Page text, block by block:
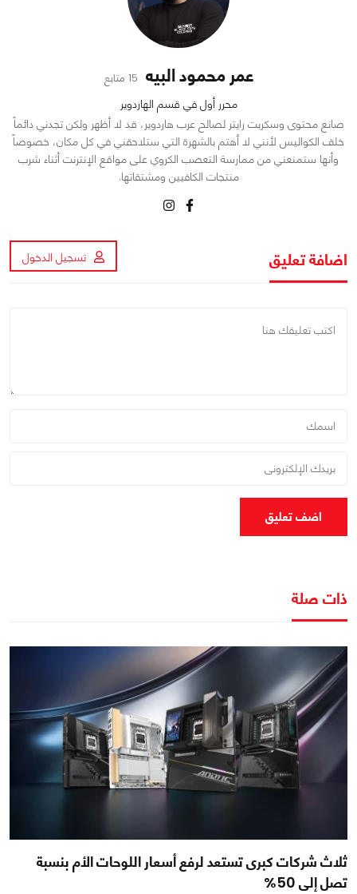
عمر محمود البيه 15 متابع
محرر أول في قسم الهاردوير
صانع محتوى وسكربت رايتر لصالح عرب هاردوير، قد لا أظهر ولكن تجدني دائماً
خلف الكواليس لأنني لا أهتم بالشهرة التي ستلاحقني في كل مكان، خصوصاً
وأنها ستمنعني من ممارسة التعصب الكروي على مواقع الإنترنت أثناء شرب
منتجات الكافيين ومشتقاتها.
اضافة تعليق تسجيل الدخول
اضف تعليق
ذات صلة
ثلاث شركات كبرى تستعد لرفع أسعار اللوحات الأم بنسبة
تصل إلى 50%